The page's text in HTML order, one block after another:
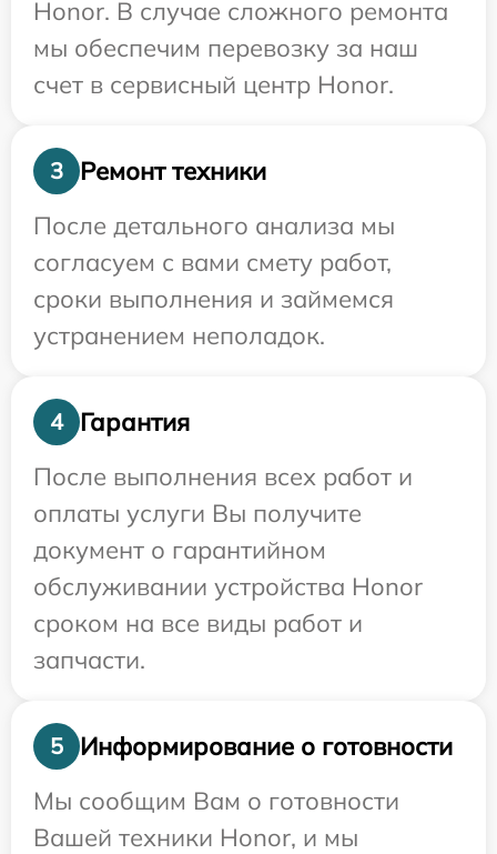
Honor. В случае сложного ремонта
мы обеспечим перевозку за наш
счет в сервисный центр Honor.
3
Ремонт техники
После детального анализа мы
согласуем с вами смету работ,
сроки выполнения и займемся
устранением неполадок.
4
Гарантия
После выполнения всех работ и
оплаты услуги Вы получите
документ о гарантийном
обслуживании устройства Honor
сроком на все виды работ и
запчасти.
5
Информирование о готовности
Мы сообщим Вам о готовности
Вашей техники Honor, и мы